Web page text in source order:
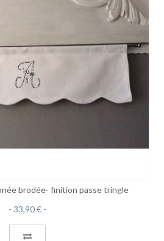
brodée- finition passe tringle
33,90 €